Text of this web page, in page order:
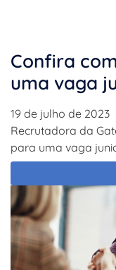
Confira
uma vaga
19 de julho de 2023
Recrutadora da
para uma vaga